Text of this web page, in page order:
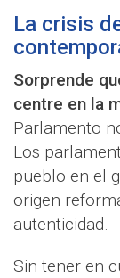
La crisis
Sorprende
centre en la
Parlamento
Los
pueblo en el
origen
autenticidad.
Sin tener en